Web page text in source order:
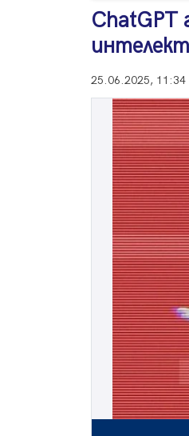
ChatGPT
интелект
25.06.2025,